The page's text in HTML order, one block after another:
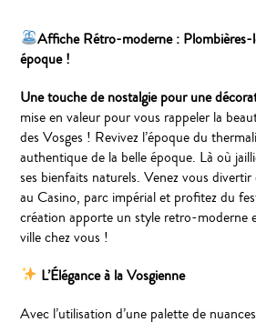
Affiche Rétro-moderne : Plombières-
époque !
Une touche de nostalgie pour une
mise en valeur pour vous rappeler la
des Vosges ! Revivez l’époque du
authentique de la belle époque. Là où
ses bienfaits naturels. Venez vous
au Casino, parc impérial et profitez du
création apporte un style retro-moderne
ville chez vous !
L’Élégance à la Vosgienne
Avec l’utilisation d’une palette de